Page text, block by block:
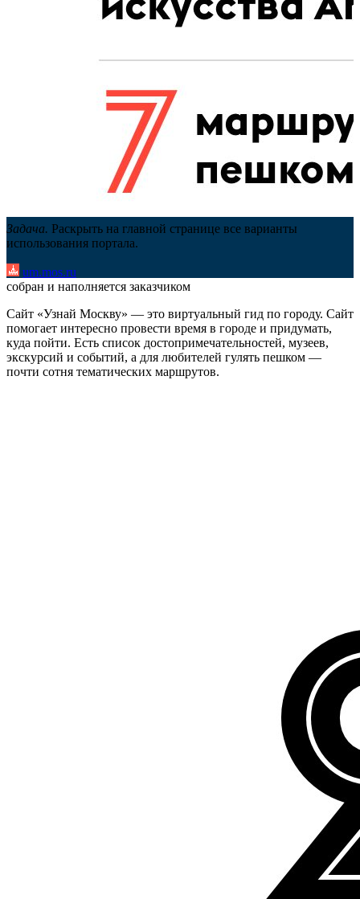
Задача. Раскрыть на главной странице все варианты
использования портала.
um.mos.ru
собран и наполняется заказчиком
Сайт «Узнай Москву» — это виртуальный гид по городу. Сайт
помогает интересно провести время в городе и придумать,
куда пойти. Есть список достопримечательностей, музеев,
экскурсий и событий, а для любителей гулять пешком —
почти сотня тематических маршрутов.